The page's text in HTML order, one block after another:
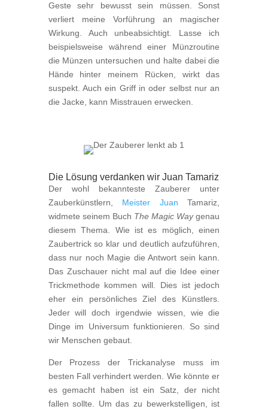
Geste sehr bewusst sein müssen. Sonst
verliert meine Vorführung an magischer
Wirkung. Auch unbeabsichtigt. Lasse ich
beispielsweise während einer Münzroutine
die Münzen untersuchen und halte dabei die
Hände hinter meinem Rücken, wirkt das
suspekt. Auch ein Griff in oder selbst nur an
die Jacke, kann Misstrauen erwecken.
Die Lösung verdanken wir Juan Tamariz
Der wohl bekannteste Zauberer unter
Zauberkünstlern, Meister Juan Tamariz,
widmete seinem Buch The Magic Waygenau
diesem Thema. Wie ist es möglich, einen
Zaubertrick so klar und deutlich aufzuführen,
dass nur noch Magie die Antwort sein kann.
Das Zuschauer nicht mal auf die Idee einer
Trickmethode kommen will. Dies ist jedoch
eher ein persönliches Ziel des Künstlers.
Jeder will doch irgendwie wissen, wie die
Dinge im Universum funktionieren. So sind
wir Menschen gebaut.
Der Prozess der Trickanalyse muss im
besten Fall verhindert werden. Wie könnte er
es gemacht haben ist ein Satz, der nicht
fallen sollte. Um das zu bewerkstelligen, ist